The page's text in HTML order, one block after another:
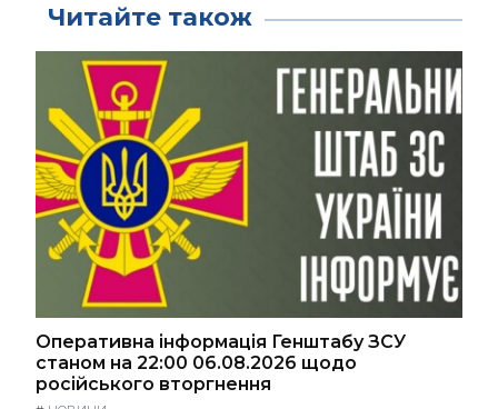
Читайте також
Оперативна інформація Генштабу ЗСУ
станом на 22:00 06.08.2026 щодо
російського вторгнення